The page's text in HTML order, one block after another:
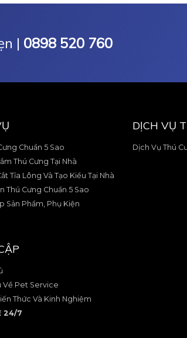
| 0898 520 760
Chuẩn 5 Sao
Thú Cưng Tại Nhà
Tỉa Lông Và Tạo Kiểu Tại Nhà
Thú Cưng Chuẩn 5 Sao
Sản Phẩm, Phụ Kiện
Về Pet Service
Thức Và Kinh Nghiệm
24/7
DỊCH VỤ
Dịch Vụ Thú